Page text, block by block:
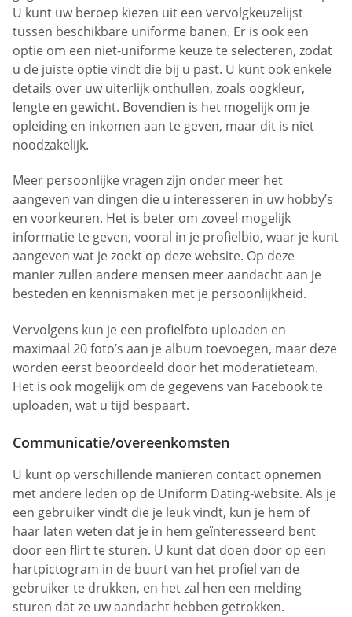
U kunt uw beroep kiezen uit een vervolgkeuzelijst
tussen beschikbare uniforme banen. Er is ook een
optie om een niet-uniforme keuze te selecteren, zodat
u de juiste optie vindt die bij u past. U kunt ook enkele
details over uw uiterlijk onthullen, zoals oogkleur,
lengte en gewicht. Bovendien is het mogelijk om je
opleiding en inkomen aan te geven, maar dit is niet
noodzakelijk.
Meer persoonlijke vragen zijn onder meer het
aangeven van dingen die u interesseren in uw hobby’s
en voorkeuren. Het is beter om zoveel mogelijk
informatie te geven, vooral in je profielbio, waar je kunt
aangeven wat je zoekt op deze website. Op deze
manier zullen andere mensen meer aandacht aan je
besteden en kennismaken met je persoonlijkheid.
Vervolgens kun je een profielfoto uploaden en
maximaal 20 foto’s aan je album toevoegen, maar deze
worden eerst beoordeeld door het moderatieteam.
Het is ook mogelijk om de gegevens van Facebook te
uploaden, wat u tijd bespaart.
Communicatie/overeenkomsten
U kunt op verschillende manieren contact opnemen
met andere leden op de Uniform Dating-website. Als je
een gebruiker vindt die je leuk vindt, kun je hem of
haar laten weten dat je in hem geïnteresseerd bent
door een flirt te sturen. U kunt dat doen door op een
hartpictogram in de buurt van het profiel van de
gebruiker te drukken, en het zal hen een melding
sturen dat ze uw aandacht hebben getrokken.